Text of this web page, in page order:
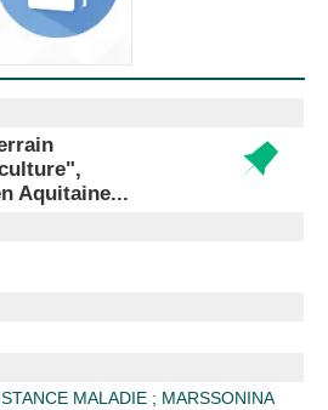
Aquitaine...
MALADIE ; MARSSONINA